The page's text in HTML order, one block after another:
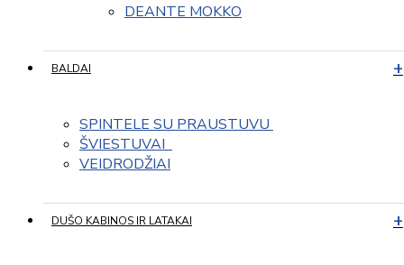
DEANTE MOKKO
BALDAI
SPINTELE SU PRAUSTUVU
ŠVIESTUVAI
VEIDRODŽIAI
DUŠO KABINOS IR LATAKAI